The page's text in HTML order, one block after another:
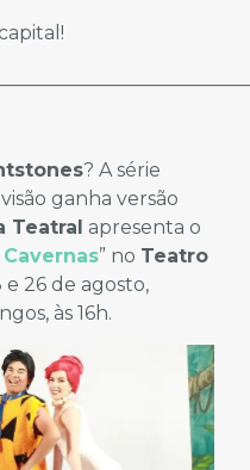
? A série
ganha versão
Teatral apresenta o
” no Teatro
e 26 de agosto,
às 16h.